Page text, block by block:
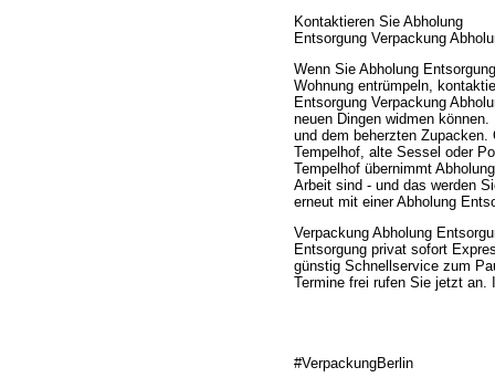
Kontaktieren Sie Abholung
Entsorgung Verpackung
Wenn Sie Abholung
Wohnung entrümpeln,
Entsorgung Verpackung
neuen Dingen widmen
und dem beherzten Zupacken.
Tempelhof, alte Sessel oder
Tempelhof übernimmt
Arbeit sind - und das werden
erneut mit einer Abholung
Verpackung Abholung
Entsorgung privat sofort
günstig Schnellservice zum
Termine frei rufen Sie jetzt an.
#VerpackungBerlin